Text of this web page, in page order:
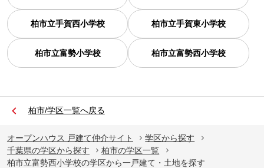
柏市立手賀西小学校 柏市立手賀東小学校
柏市立富勢小学校 柏市立富勢西小学校
柏市/学区一覧へ戻る
オープンハウス 戸建て仲介サイト
学区から探す
千葉県の学区から探す
柏市の学区一覧
柏市立富勢西小学校の学区から一戸建て・土地を探す